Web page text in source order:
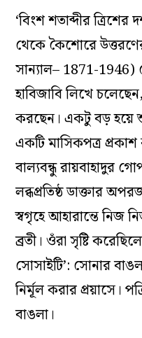
‘বিংশ শতাব্দীর
থেকে কৈশোরে
সান্যাল– 1871-1946)
হাবিজাবি লিখে
করছেন। একটু বড় হয়ে
একটি মাসিকপত্র
বাল্যবন্ধু রায়বাহাদুর
লব্ধপ্রতিষ্ঠ ডাক্তার
স্বগৃহে আহারান্তে নিজ
ব্রতী। ওঁরা সৃষ্টি
সোসাইটি’: সোনার
নির্মূল করার প্রয়াসে।
বাঙলা।